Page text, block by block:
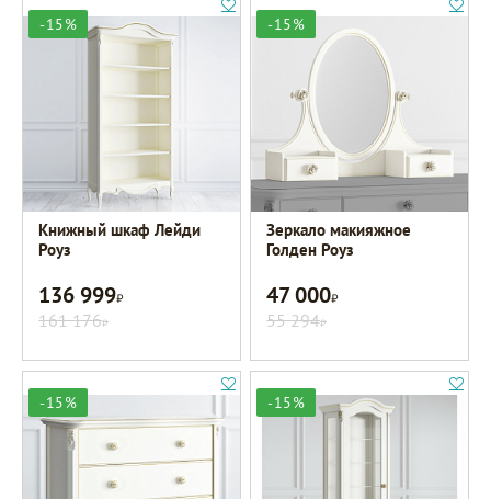
-15%
Книжный шкаф Лейди
Роуз
136 999Р
161 176Р
-15%
Зеркало макияжное
Голден Роуз
47 000Р
55 294Р
-15% -15%